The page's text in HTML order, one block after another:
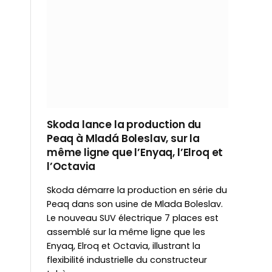
Skoda lance la production du
Peaq à Mladá Boleslav, sur la
même ligne que l’Enyaq, l’Elroq et
l’Octavia
Skoda démarre la production en série du
Peaq dans son usine de Mlada Boleslav.
Le nouveau SUV électrique 7 places est
assemblé sur la même ligne que les
Enyaq, Elroq et Octavia, illustrant la
flexibilité industrielle du constructeur